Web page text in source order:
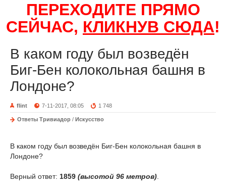
ПЕРЕХОДИТЕ ПРЯМО
СЕЙЧАС, КЛИКНУВ СЮДА!
В каком году был возведён
Биг-Бен колокольная башня в
Лондоне?
flint 7-11-2017, 08:05 1 748
Ответы Тривиадор / Искусство
В каком году был возведён Биг-Бен колокольная башня в
Лондоне?
Верный ответ: 1859 (высотой 96 метров)